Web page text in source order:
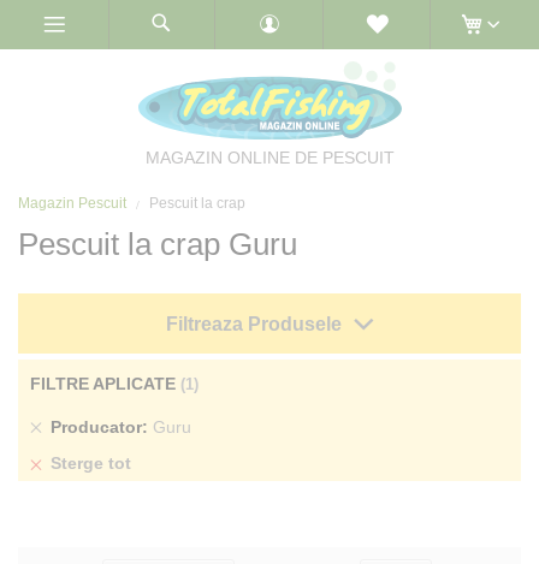
MAGAZIN ONLINE DE PESCUIT
Magazin Pescuit Pescuit la crap
Pescuit la crap Guru
Filtreaza Produsele
FILTRE APLICATE
Producator Guru
Sterge
Sterge tot